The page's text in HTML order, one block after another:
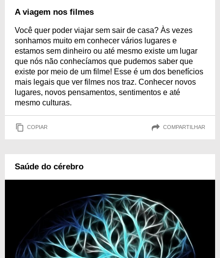
A viagem nos filmes
Você quer poder viajar sem sair de casa? Às vezes
sonhamos muito em conhecer vários lugares e
estamos sem dinheiro ou até mesmo existe um lugar
que nós não conhecíamos que pudemos saber que
existe por meio de um filme! Esse é um dos benefícios
mais legais que ver filmes nos traz. Conhecer novos
lugares, novos pensamentos, sentimentos e até
mesmo culturas.
COPIAR COMPARTILHAR
Saúde do cérebro